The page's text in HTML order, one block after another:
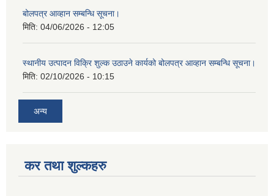
बोलपत्र आव्हान सम्बन्धि सूचना।
मिति: 04/06/2026 - 12:05
स्थानीय उत्पादन विक्रि शुल्क उठाउने कार्यको बोलपत्र आव्हान सम्बन्धि सूचना।
मिति: 02/10/2026 - 10:15
अन्य
कर तथा शुल्कहरु